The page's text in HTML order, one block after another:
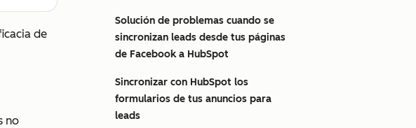
de
no
Solución de problemas cuando se
sincronizan leads desde tus páginas
de Facebook a HubSpot
Sincronizar con HubSpot los
formularios de tus anuncios para
leads